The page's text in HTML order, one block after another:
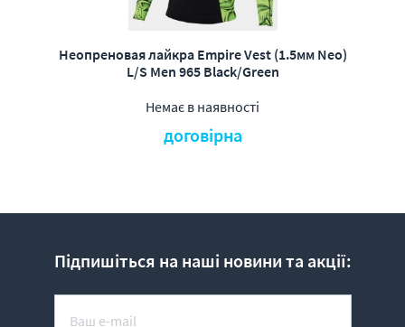
Неопреновая лайкра Empire Vest (1.5мм Neo)
L/S Men 965 Black/Green
Немає в наявності
договірна
Підпишіться на наші новини та акції: